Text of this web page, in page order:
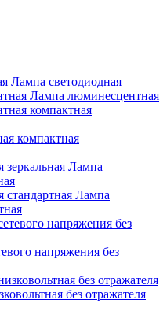
Лампа светодиодная
Лампа люминесцентная
компактная
Лампа
Лампа
напряжения без
без отражателя